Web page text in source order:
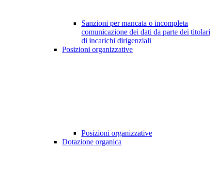
Sanzioni per mancata o incompleta
comunicazione dei dati da parte dei titolari
di incarichi dirigenziali
Posizioni organizzative
Posizioni organizzative
Dotazione organica